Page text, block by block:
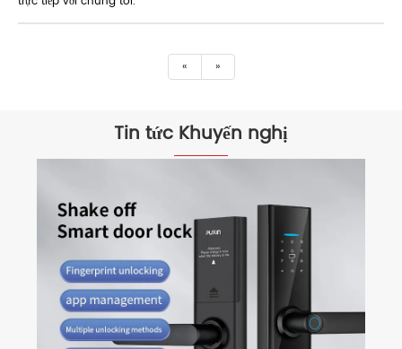
« »
Tin tức Khuyến nghị